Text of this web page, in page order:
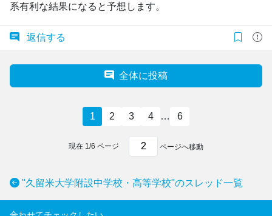
系有利な結果になると予想します。
返信する
全体に投稿
1 2 3 4 … 6
現在 1 /6 ページ ページへ移動
"久留米大学附設中学校・高等学校"のスレッド一覧